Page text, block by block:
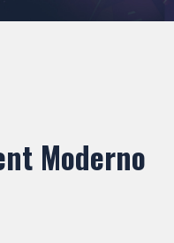
Moderno